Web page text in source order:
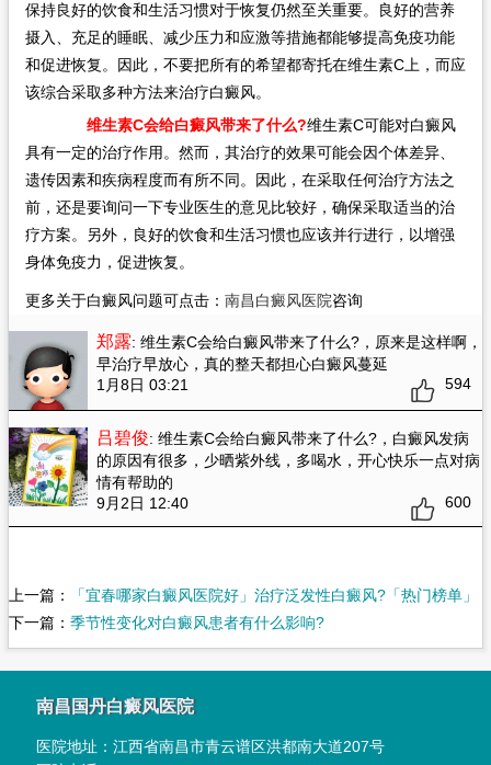
保持良好的饮食和生活习惯对于恢复仍然至关重要。良好的营养
摄入、充足的睡眠、减少压力和应激等措施都能够提高免疫功能
和促进恢复。因此，不要把所有的希望都寄托在维生素C上，而应
该综合采取多种方法来治疗白癜风。
维生素C会给白癜风带来了什么?维生素C可能对白癜风
具有一定的治疗作用。然而，其治疗的效果可能会因个体差异、
遗传因素和疾病程度而有所不同。因此，在采取任何治疗方法之
前，还是要询问一下专业医生的意见比较好，确保采取适当的治
疗方案。另外，良好的饮食和生活习惯也应该并行进行，以增强
身体免疫力，促进恢复。
更多关于白癜风问题可点击： 南昌白癜风医院咨询
郑露: 维生素C会给白癜风带来了什么?，原来是这样啊，
早治疗早放心，真的整天都担心白癜风蔓延
1月8日 03:21
594
吕碧俊: 维生素C会给白癜风带来了什么?，白癜风发病
的原因有很多，少晒紫外线，多喝水，开心快乐一点对病
情有帮助的
9月2日 12:40
600
上一篇：
「宜春哪家白癜风医院好」治疗泛发性白癜风?「热门榜单」
下一篇： 季节性变化对白癜风患者有什么影响?
南昌国丹白癜风医院
医院地址：江西省南昌市青云谱区洪都南大道207号